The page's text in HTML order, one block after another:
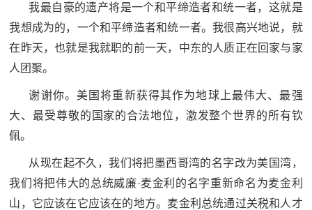
我最自豪的遗产将是一个和平缔造者和统一者，这就是
我想成为的，一个和平缔造者和统一者。我很高兴地说，就
在昨天，也就是我就职的前一天，中东的人质正在回家与家
人团聚。
谢谢你。美国将重新获得其作为地球上最伟大、最强
大、最受尊敬的国家的合法地位，激发整个世界的所有钦
佩。
从现在起不久，我们将把墨西哥湾的名字改为美国湾，
我们将把伟大的总统威廉·麦金利的名字重新命名为麦金利
山，它应该在它应该在的地方。麦金利总统通过关税和人才